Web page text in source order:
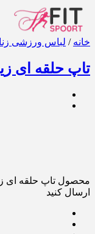
خانه / لباس ورزشی
تاپ حلقه ای
محصول تاپ حلقه ای
ارسال کنید